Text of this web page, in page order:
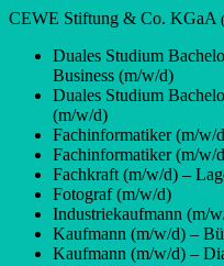
CEWE Stiftung & Co. KGaA
Duales Studium
Business (m/w/d)
Duales Studium
(m/w/d)
Fachinformatiker (m/w/
Fachinformatiker (m/w/
Fachkraft (m/w/d) –
Fotograf (m/w/d)
Industriekaufmann (m/
Kaufmann (m/w/d) –
Kaufmann (m/w/d) –